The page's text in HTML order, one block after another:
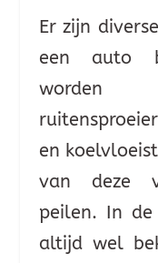
Er zijn
een auto
en
van deze
peilen. In
altijd wel